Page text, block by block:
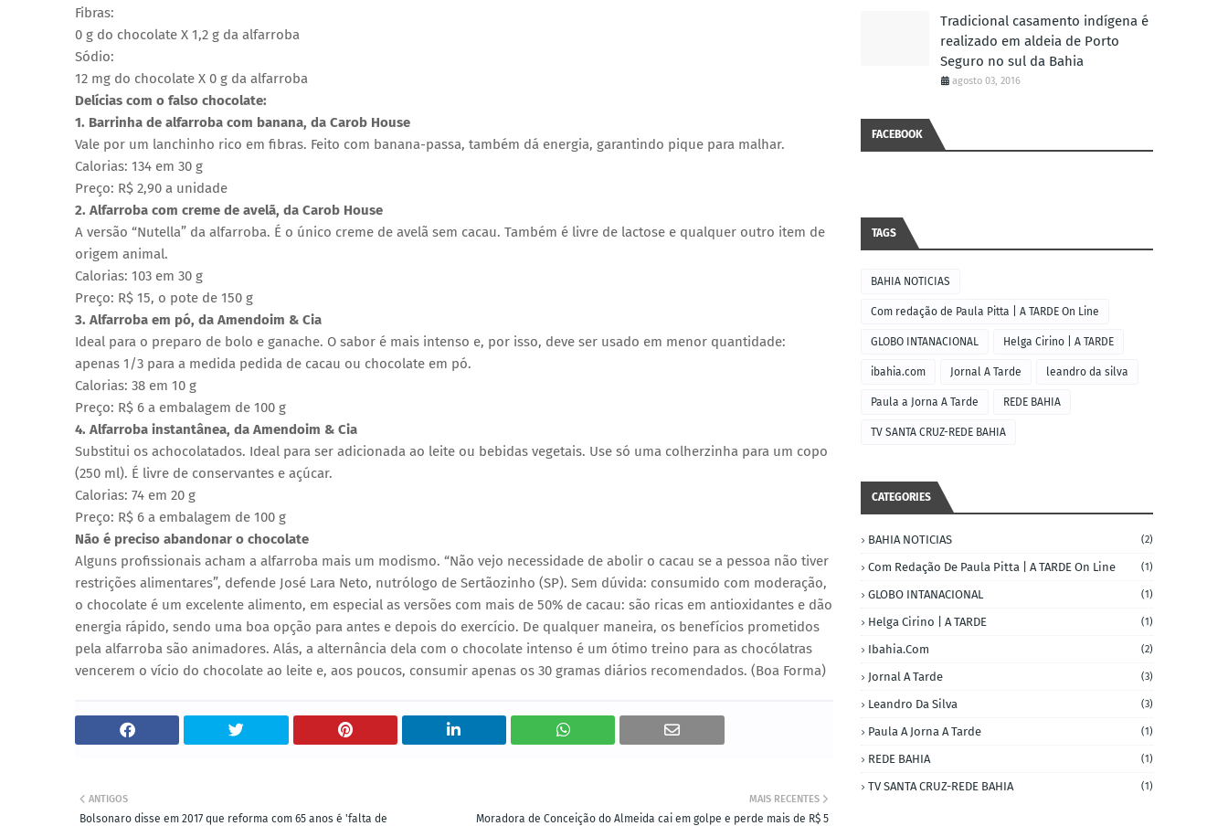
Fibras:
0 g do chocolate X 1,2 g da alfarroba
Sódio:
12 mg do chocolate X 0 g da alfarroba
Delícias com o falso chocolate:
1. Barrinha de alfarroba com banana, da Carob House
Vale por um lanchinho rico em fibras. Feito com banana-passa, também dá energia, garantindo pique para malhar.
Calorias: 134 em 30 g
Preço: R$ 2,90 a unidade
2. Alfarroba com creme de avelã, da Carob House
A versão “Nutella” da alfarroba. É o único creme de avelã sem cacau. Também é livre de lactose e qualquer outro item de
origem animal.
Calorias: 103 em 30 g
Preço: R$ 15, o pote de 150 g
3. Alfarroba em pó, da Amendoim & Cia
Ideal para o preparo de bolo e ganache. O sabor é mais intenso e, por isso, deve ser usado em menor quantidade:
apenas 1/3 para a medida pedida de cacau ou chocolate em pó.
Calorias: 38 em 10 g
Preço: R$ 6 a embalagem de 100 g
4. Alfarroba instantânea, da Amendoim & Cia
Substitui os achocolatados. Ideal para ser adicionada ao leite ou bebidas vegetais. Use só uma colherzinha para um copo
(250 ml). É livre de conservantes e açúcar.
Calorias: 74 em 20 g
Preço: R$ 6 a embalagem de 100 g
Não é preciso abandonar o chocolate
Alguns profissionais acham a alfarroba mais um modismo. “Não vejo necessidade de abolir o cacau se a pessoa não tiver
restrições alimentares”, defende José Lara Neto, nutrólogo de Sertãozinho (SP). Sem dúvida: consumido com moderação,
o chocolate é um excelente alimento, em especial as versões com mais de 50% de cacau: são ricas em antioxidantes e dão
energia rápido, sendo uma boa opção para antes e depois do exercício. De qualquer maneira, os benefícios prometidos
pela alfarroba são animadores. Alás, a alternância dela com o chocolate intenso é um ótimo treino para as chocólatras
vencerem o vício do chocolate ao leite e, aos poucos, consumir apenas os 30 gramas diários recomendados. (Boa Forma)
MAIS RECENTES
Moradora de Conceição do Almeida cai em golpe e perde mais de R$ 5
ANTIGOS
Bolsonaro disse em 2017 que reforma com 65 anos é 'falta de
Tradicional casamento indígena é
realizado em aldeia de Porto
Seguro no sul da Bahia
agosto 03, 2016
FACEBOOK
TAGS
BAHIA NOTICIAS
Com redação de Paula Pitta | A TARDE On Line
GLOBO INTANACIONAL Helga Cirino | A TARDE
ibahia.com Jornal A Tarde leandro da silva
Paula a Jorna A Tarde REDE BAHIA
TV SANTA CRUZ-REDE BAHIA
CATEGORIES
BAHIA NOTICIAS (2)
Com Redação De Paula Pitta | A TARDE On Line (1)
GLOBO INTANACIONAL (1)
Helga Cirino | A TARDE (1)
Ibahia.com (2)
Jornal A Tarde (3)
Leandro Da Silva (3)
Paula A Jorna A Tarde (1)
REDE BAHIA (1)
TV SANTA CRUZ-REDE BAHIA (1)